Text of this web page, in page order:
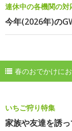
連休中の各機関の
今年(2026年)の
春のおでかけに
いちご狩り特集
家族や友達を誘